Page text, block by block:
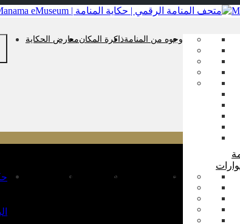
وجوه من المنامةذاكرة المكانمعارض الحكاية
وجوه من المنامة ذاكرة المكان معارض الحكاية